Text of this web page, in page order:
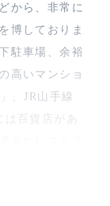
から、非常に
博しておりま
駐車場、余裕
高いマンショ
、JR山手線
百貨店があ
す。